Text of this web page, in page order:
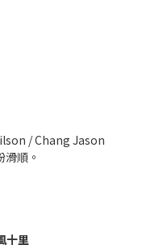
/ Chang Jason
順。
十里